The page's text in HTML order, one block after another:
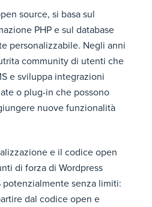
source, si basa sul
PHP e sul database
personalizzabile. Negli anni
community di utenti che
e sviluppa integrazioni
o plug-in che possono
nuove funzionalità
e il codice open
di forza di Wordpress
senza limiti:
dal codice open e